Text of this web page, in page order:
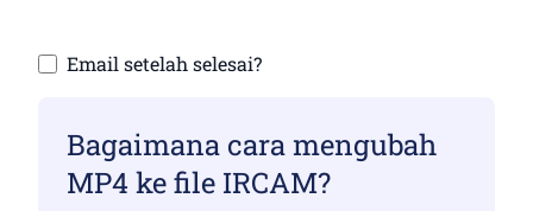
Email setelah selesai?
Bagaimana cara mengubah
MP4 ke file IRCAM?